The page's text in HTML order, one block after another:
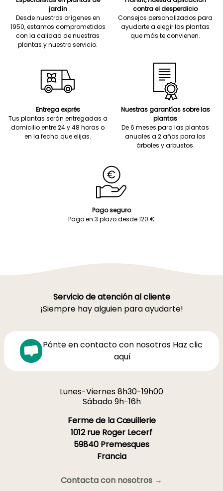
jardín
Desde nuestros orígenes en
1950, estamos comprometidos
con la calidad de nuestras
plantas y nuestro servicio.
contra el desperdicio
Consejos personalizados para
ayudarte a elegir las plantas
que más te convienen.
Entrega exprés
Tus plantas serán entregadas a
domicilio entre 24 y 48 horas o
en la fecha que elijas.
Nuestras garantías sobre las
plantas
De 6 meses para las plantas
anuales a 2 años para los
árboles y arbustos.
Pago seguro
Pago en 3 plazo desde 120 €
Servicio de atención al cliente
¡Siempre hay alguien para ayudarte!
Pónte en contacto con nosotros Haz clic
aquí
Lunes-Viernes 8h30-19h00
Sábado 9h-16h
Ferme de la Cœuillerie
1012 rue Roger Lecerf
59840 Premesques
Francia
Contacta con nosotros →